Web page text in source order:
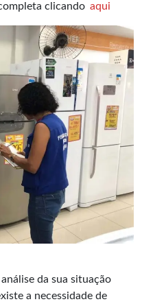
clicando aqui
da sua situação
a necessidade de